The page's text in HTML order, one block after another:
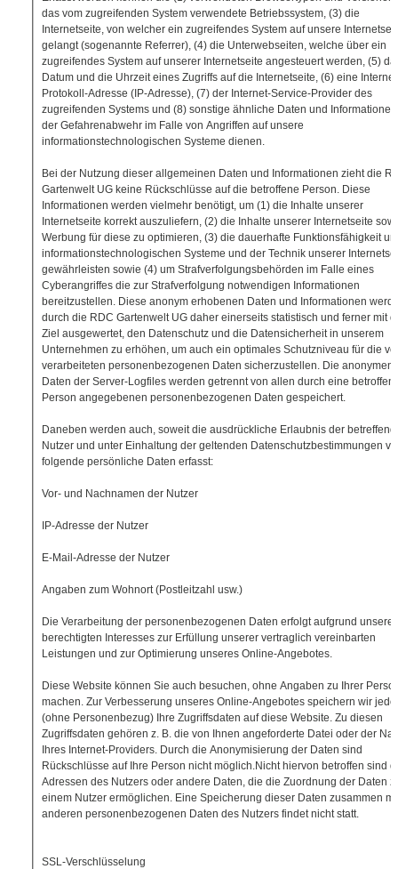
das vom zugreifenden System verwendete Betriebssystem, (3) die
Internetseite, von welcher ein zugreifendes System auf unsere
gelangt (sogenannte Referrer), (4) die Unterwebseiten, welche über ein
zugreifendes System auf unserer Internetseite angesteuert werden, (5)
Datum und die Uhrzeit eines Zugriffs auf die Internetseite, (6) eine
Protokoll-Adresse (IP-Adresse), (7) der Internet-Service-Provider des
zugreifenden Systems und (8) sonstige ähnliche Daten und
der Gefahrenabwehr im Falle von Angriffen auf unsere
informationstechnologischen Systeme dienen.
Bei der Nutzung dieser allgemeinen Daten und Informationen zieht die
Gartenwelt UG keine Rückschlüsse auf die betroffene Person. Diese
Informationen werden vielmehr benötigt, um (1) die Inhalte unserer
Internetseite korrekt auszuliefern, (2) die Inhalte unserer Internetseite
Werbung für diese zu optimieren, (3) die dauerhafte Funktionsfähigkeit
informationstechnologischen Systeme und der Technik unserer
gewährleisten sowie (4) um Strafverfolgungsbehörden im Falle eines
Cyberangriffes die zur Strafverfolgung notwendigen Informationen
bereitzustellen. Diese anonym erhobenen Daten und Informationen
durch die RDC Gartenwelt UG daher einerseits statistisch und ferner mit
Ziel ausgewertet, den Datenschutz und die Datensicherheit in unserem
Unternehmen zu erhöhen, um auch ein optimales Schutzniveau für die
verarbeiteten personenbezogenen Daten sicherzustellen. Die anonymen
Daten der Server-Logfiles werden getrennt von allen durch eine
Person angegebenen personenbezogenen Daten gespeichert.
Daneben werden auch, soweit die ausdrückliche Erlaubnis der
Nutzer und unter Einhaltung der geltenden Datenschutzbestimmungen
folgende persönliche Daten erfasst:
Vor- und Nachnamen der Nutzer
IP-Adresse der Nutzer
E-Mail-Adresse der Nutzer
Angaben zum Wohnort (Postleitzahl usw.)
Die Verarbeitung der personenbezogenen Daten erfolgt aufgrund unseres
berechtigten Interesses zur Erfüllung unserer vertraglich vereinbarten
Leistungen und zur Optimierung unseres Online-Angebotes.
Diese Website können Sie auch besuchen, ohne Angaben zu Ihrer
machen. Zur Verbesserung unseres Online-Angebotes speichern wir
(ohne Personenbezug) Ihre Zugriffsdaten auf diese Website. Zu diesen
Zugriffsdaten gehören z. B. die von Ihnen angeforderte Datei oder der
Ihres Internet-Providers. Durch die Anonymisierung der Daten sind
Rückschlüsse auf Ihre Person nicht möglich.Nicht hiervon betroffen sind
Adressen des Nutzers oder andere Daten, die die Zuordnung der Daten
einem Nutzer ermöglichen. Eine Speicherung dieser Daten zusammen
anderen personenbezogenen Daten des Nutzers findet nicht statt.
SSL-Verschlüsselung